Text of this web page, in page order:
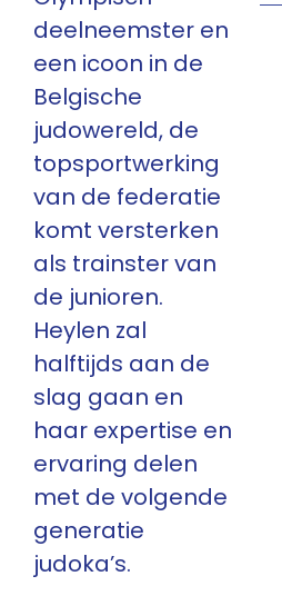
deelneemster en
een icoon in de
Belgische
judowereld, de
topsportwerking
van de federatie
komt versterken
als trainster van
de junioren.
Heylen zal
halftijds aan de
slag gaan en
haar expertise en
ervaring delen
met de volgende
generatie
judoka’s.